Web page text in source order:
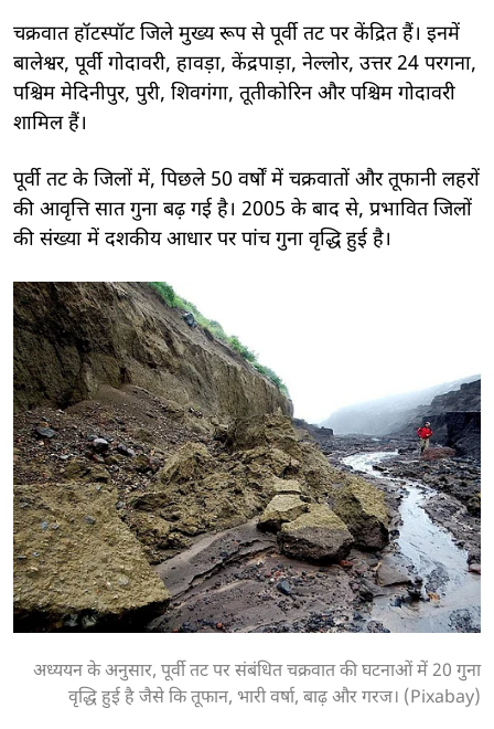
चक्रवात हॉटस्पॉट जिले मुख्य रूप से पूर्वी तट पर केंद्रित हैं। इनमें
बालेश्वर, पूर्वी गोदावरी, हावड़ा, केंद्रपाड़ा, नेल्लोर, उत्तर 24 परगना,
पश्चिम मेदिनीपुर, पुरी, शिवगंगा, तूतीकोरिन और पश्चिम गोदावरी
शामिल हैं।
पूर्वी तट के जिलों में, पिछले 50 वर्षों में चक्रवातों और तूफानी लहरों
की आवृत्ति सात गुना बढ़ गई है। 2005 के बाद से, प्रभावित जिलों
की संख्या में दशकीय आधार पर पांच गुना वृद्धि हुई है।
अध्ययन के अनुसार, पूर्वी तट पर संबंधित चक्रवात की घटनाओं में 20 गुना
वृद्धि हुई है जैसे कि तूफान, भारी वर्षा, बाढ़ और गरज। (Pixabay)